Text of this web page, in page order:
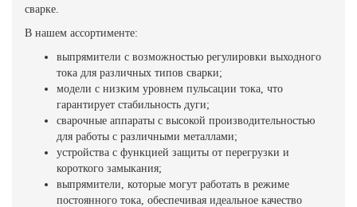
сварке.
В нашем ассортименте:
выпрямители с возможностью регулировки выходного
тока для различных типов сварки;
модели с низким уровнем пульсации тока, что
гарантирует стабильность дуги;
сварочные аппараты с высокой производительностью
для работы с различными металлами;
устройства с функцией защиты от перегрузки и
короткого замыкания;
выпрямители, которые могут работать в режиме
постоянного тока, обеспечивая идеальное качество